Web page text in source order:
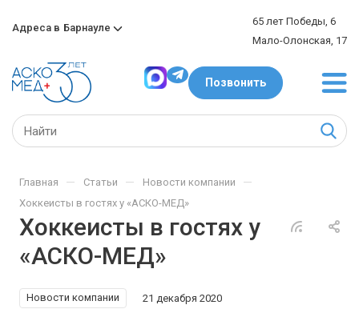
Адреса в Барнауле
65 лет Победы, 6
Мало-Олонская, 17
Позвонить
Хоккеисты в гостях у
«АСКО-МЕД»
Главная — Статьи — Новости компании —
Хоккеисты в гостях у «АСКО-МЕД»
Новости компании 21 декабря 2020